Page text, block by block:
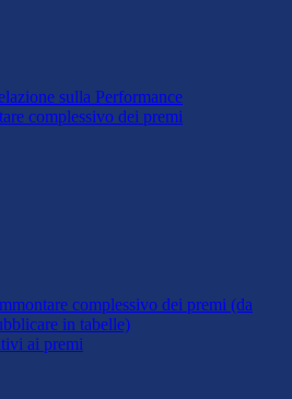
sulla Performance
complessivo dei premi
complessivo dei premi (da
in tabelle)
ai premi